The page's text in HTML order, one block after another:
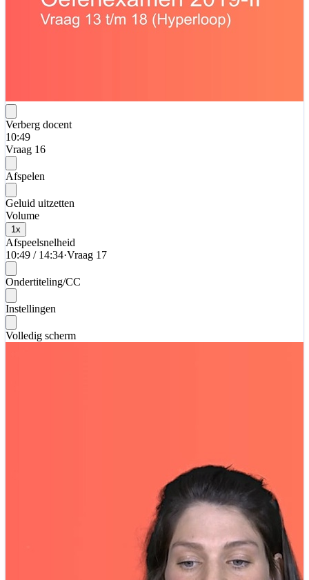
Verberg docent
10:49
Vraag 16
Afspelen
Geluid uitzetten
Volume
1 x
Afspeelsnelheid
10:49 / 14:34·Vraag 17
Ondertiteling/CC
Instellingen
Volledig scherm